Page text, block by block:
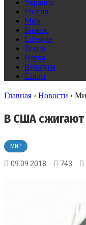
Украина
Россия
Мир
Бизнес
Lifestyle
Техно
Наука
Культура
Спорт
Главная › Новости ›
В США
МИР
09.09.2018 743